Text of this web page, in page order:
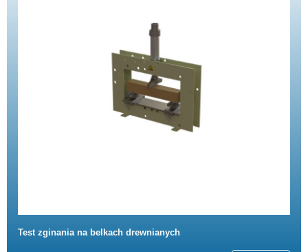
Test zginania na belkach drewnianych